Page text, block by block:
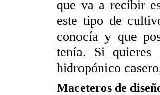
que va a recibir
este tipo de
conocía y que
tenía. Si quieres
hidropónico
Maceteros de